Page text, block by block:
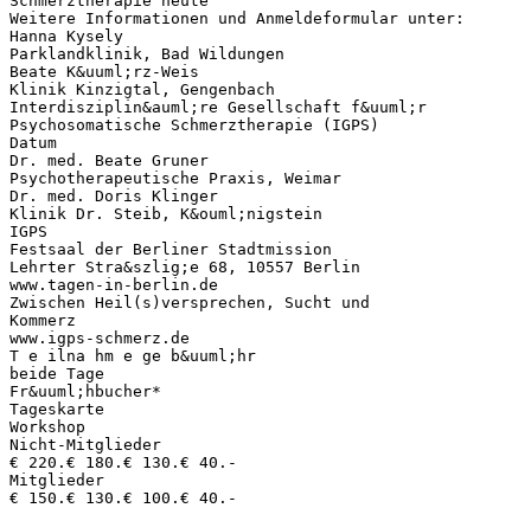
Weitere Informationen und Anmeldeformular unter:
Hanna Kysely
Parklandklinik, Bad Wildungen
Beate K&uuml;rz-Weis
Klinik Kinzigtal, Gengenbach
Interdisziplin&auml;re Gesellschaft f&uuml;r
Psychosomatische Schmerztherapie (IGPS)
Datum
Dr. med. Beate Gruner
Psychotherapeutische Praxis, Weimar
Dr. med. Doris Klinger
Klinik Dr. Steib, K&ouml;nigstein
IGPS
Festsaal der Berliner Stadtmission
Lehrter Stra&szlig;e 68, 10557 Berlin
www.tagen-in-berlin.de
Zwischen Heil(s)versprechen, Sucht und
Kommerz
www.igps-schmerz.de
T e ilna hm e ge b&uuml;hr
beide Tage
Fr&uuml;hbucher*
Tageskarte
Workshop
Nicht-Mitglieder
€ 220.€ 180.€ 130.€ 40.-
Mitglieder
€ 150.€ 130.€ 100.€ 40.-